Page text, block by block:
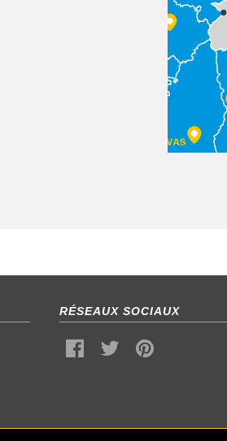
RÉSEAUX SOCIAUX